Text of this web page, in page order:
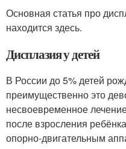
Основная статья про
находится здесь.
Дисплазия у детей
В России до 5% детей
преимущественно это
несвоевременное
после взросления
опорно-двигательным